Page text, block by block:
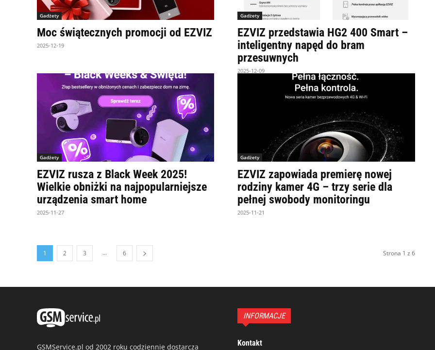
Gadżety
Moc świątecznych promocji od EZVIZ
2025-12-19
Gadżety
EZVIZ przedstawia HG2 400 Smart –
inteligentny napęd do bram
przesuwnych
2025-12-09
Gadżety
EZVIZ rusza z Black Week 2025!
Wielkie obniżki na najpopularniejsze
urządzenia smart home
2025-11-27
Gadżety
EZVIZ zapowiada premierę nowej
rodziny kamer 4G – trzy serie dla
pełnej swobody monitoringu
2025-11-21
1 2 3 ... 6 Strona 1 z 6
GSMService.pl od 2002 roku codziennie dostarcza
INFORMACJE
Kontakt